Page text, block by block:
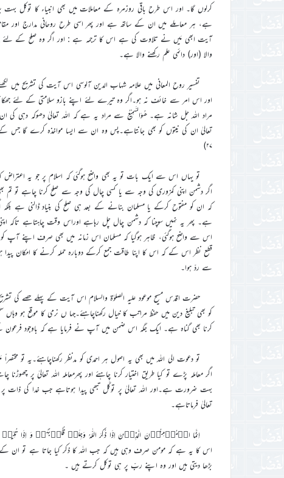
کرلوں گا۔ اور اس طرح باقی روزمرہ کے معاملات میں بھی انبیاء کا توکل
ہے، ہر معاملے میں ان کے ساتھ ہے اور پھر اسی طرح روحانی مدارج اور
آیت ابھی مَیں نے تلاوت کی ہے اس کا ترجمہ ہے : اور اگر وہ صلح کے لئے
والا (اور) دائمی علم رکھنے والا ہے۔
تفسیر روح المعانی میں علامہ شہاب الدین آلوسی اس آیت کی تشریح میں
اور اس امر سے خائف نہ ہو۔اگر وہ تیرے لئے اپنے بازو سلامتی کے لئے
مراد اللہ جل شانہ ہے۔ ھُوَالسَّمِیْعُ سے مراد یہ ہے کہ اللہ تعالیٰ دھوکہ دہی کی
۲۷)
تو یہاں اس سے ایک بات تو یہ بھی واضح ہوگئی کہ اسلام پر جو یہ اعتراض
اگر دشمن اپنی کمزوری کی وجہ سے یا کسی چال کی وجہ سے صلح کرنا چاہے تو تم بھی
کہ ان کو مفتوح کرکے یا مسلمان بنانے کے بعد ہی صلح کی بنیاد ڈالنی ہے بلکہ
ہے۔ پھر یہ نہیں سوچنا کہ دشمن چال چل رہاہے اوراس وقت چاہتاہے تاکہ
اس سے واضح ہوگئی، ظاہر ہوگیا کہ مسلمان اس زمانہ میں بھی صرف اپنے
قطع نظر اس کے کہ اس کا اپنا طاقت جمع کرکے دوبارہ حملہ کرنے کا امکان پیدا
سے ردّ ہوا۔
حضرت اقدس مسیح موعود علیہ الصلوٰۃ والسلام اس آیت کے پہلے حصے کی
کو بھی تبلیغ دین میں حفظ مراتب کا خیال رکھناچاہئے۔جہا ں نرمی کا موقع ہو
کرنا بھی گناہ ہے۔ ایک جگہ اس ضمن میں آپ نے فرمایا ہے کہ باوجود
تو دعوت الی اللہ میں بھی یہ اصول ہر احمدی کو مدنظر رکھناچاہئے۔یہ تو
اگر معاملہ پڑے تو کیا طریق اختیار کرنا چاہئے اور پھرمعاملہ اللہ تعالیٰ پر
بہت ضرورت ہے۔اور اللہ تعالیٰ پر توکّل تبھی پیدا ہوتاہے جب خدا کی ذات پر
تعالیٰ فرماتاہے۔
اس کا یہ ہے کہ مومن صرف وہی ہیں کہ جب اللہ کا ذکر کیا جاتا ہے تو ان
بڑھا دیتی ہیں اور وہ اپنے ربّ پر ہی توکل کرتے ہیں ۔